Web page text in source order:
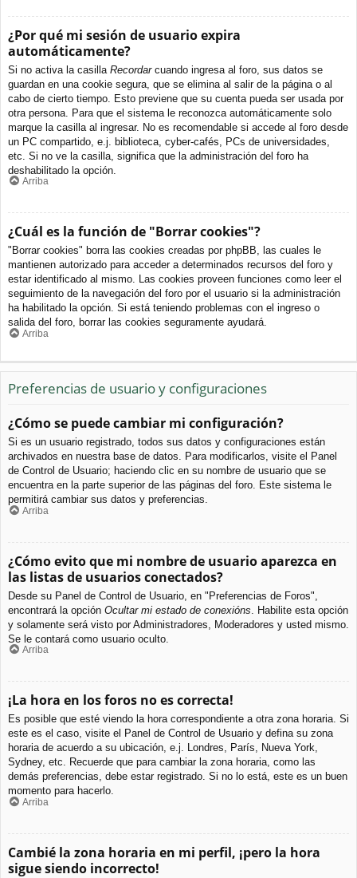
¿Por qué mi sesión de usuario expira
automáticamente?
Si no activa la casilla Recordarcuando ingresa al foro, sus datos se
guardan en una cookie segura, que se elimina al salir de la página o al
cabo de cierto tiempo. Esto previene que su cuenta pueda ser usada por
otra persona. Para que el sistema le reconozca automáticamente solo
marque la casilla al ingresar. No es recomendable si accede al foro desde
un PC compartido, e.j. biblioteca, cyber-cafés, PCs de universidades,
etc. Si no ve la casilla, significa que la administración del foro ha
deshabilitado la opción.
Arriba
¿Cuál es la función de "Borrar cookies"?
"Borrar cookies" borra las cookies creadas por phpBB, las cuales le
mantienen autorizado para acceder a determinados recursos del foro y
estar identificado al mismo. Las cookies proveen funciones como leer el
seguimiento de la navegación del foro por el usuario si la administración
ha habilitado la opción. Si está teniendo problemas con el ingreso o
salida del foro, borrar las cookies seguramente ayudará.
Arriba
Preferencias de usuario y configuraciones
¿Cómo se puede cambiar mi configuración?
Si es un usuario registrado, todos sus datos y configuraciones están
archivados en nuestra base de datos. Para modificarlos, visite el Panel
de Control de Usuario; haciendo clic en su nombre de usuario que se
encuentra en la parte superior de las páginas del foro. Este sistema le
permitirá cambiar sus datos y preferencias.
Arriba
¿Cómo evito que mi nombre de usuario aparezca en
las listas de usuarios conectados?
Desde su Panel de Control de Usuario, en "Preferencias de Foros",
encontrará la opción Ocultar mi estado de conexións . Habilite esta opción
y solamente será visto por Administradores, Moderadores y usted mismo.
Se le contará como usuario oculto.
Arriba
¡La hora en los foros no es correcta!
Es posible que esté viendo la hora correspondiente a otra zona horaria. Si
este es el caso, visite el Panel de Control de Usuario y defina su zona
horaria de acuerdo a su ubicación, e.j. Londres, París, Nueva York,
Sydney, etc. Recuerde que para cambiar la zona horaria, como las
demás preferencias, debe estar registrado. Si no lo está, este es un buen
momento para hacerlo.
Arriba
Cambié la zona horaria en mi perfil, ¡pero la hora
sigue siendo incorrecto!